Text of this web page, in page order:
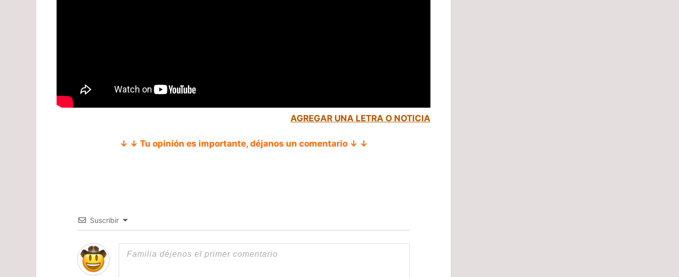
AGREGAR UNA LETRA O NOTICIA
↓ ↓ Tu opinión es importante, déjanos un comentario ↓ ↓
Suscribir